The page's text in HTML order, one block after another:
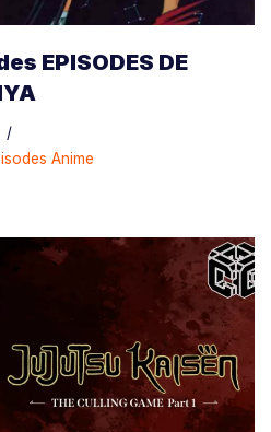
EPISODES DE
Anime